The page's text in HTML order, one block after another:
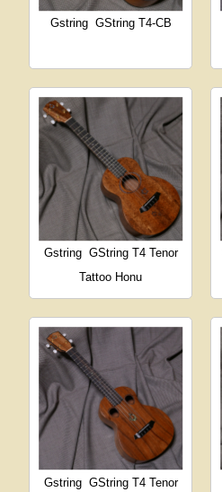
Gstring GString T4-CB
Gstring GString T4 Tenor
Tattoo Honu
Gstring GString T4 Tenor